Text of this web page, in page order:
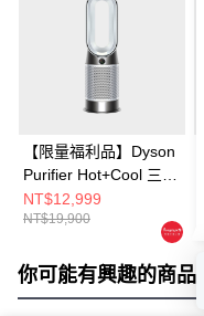
【限量福利品】Dyson
Purifier Hot+Cool 三合
一涼暖智能空氣清淨機
HP11(白色)
NT$12,999
NT$19,900
你可能有興趣的商品